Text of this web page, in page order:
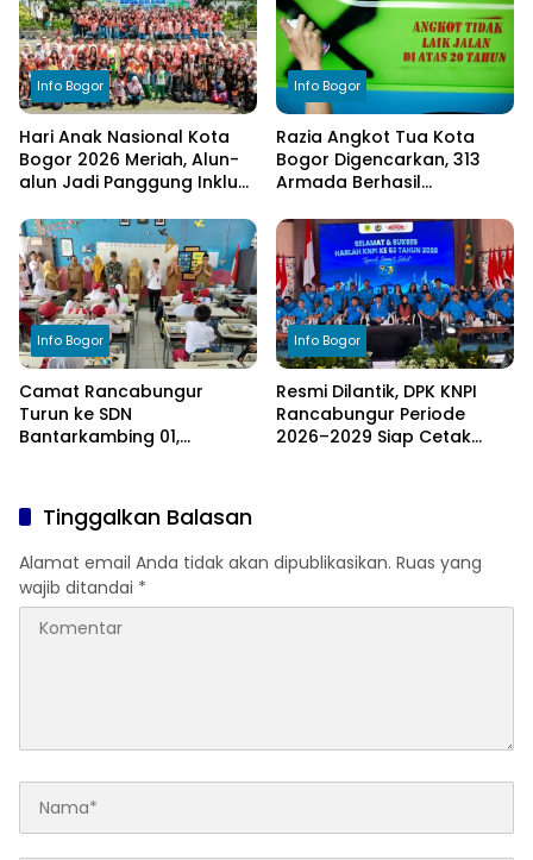
Info Bogor
Hari Anak Nasional Kota
Bogor 2026 Meriah, Alun-
alun Jadi Panggung Inklusi
Info Bogor
Razia Angkot Tua Kota
Bogor Digencarkan, 313
Armada Berhasil
Info Bogor
Camat Rancabungur
Turun ke SDN
Bantarkambing 01,
Ruang Kelas dan 8 Guru
Info Bogor
Resmi Dilantik, DPK KNPI
Rancabungur Periode
2026–2029 Siap Cetak
Tinggalkan Balasan
Alamat email Anda tidak akan dipublikasikan. Ruas yang
wajib ditandai *